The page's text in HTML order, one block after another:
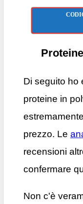
Di seguito ho
proteine in
prezzo. Le
recensioni
confermare
Non c'è